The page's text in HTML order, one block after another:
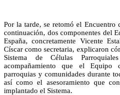
Por la tarde, se retomó el Encuentro
continuación, dos componentes del
España, concretamente Vicente
Císcar como secretaria, explicaron
Sistema de Células
acompañamiento que el
parroquias y comunidades durante
así como el asesoramiento que
implantado el Sistema.